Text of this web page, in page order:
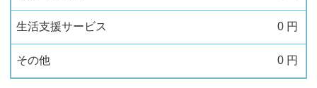
生活支援サービス 0 円
その他 0 円